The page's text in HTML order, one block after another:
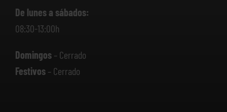
De lunes a sábados:
08:30-13:00h
Domingos– Cerrado
Festivos– Cerrado